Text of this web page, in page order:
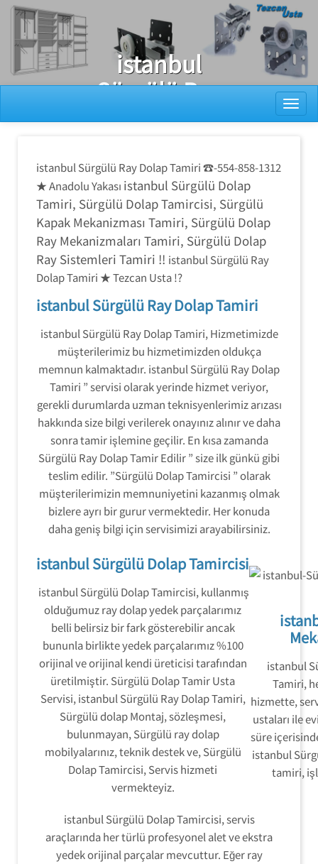
Ray Dolap Tamiri
istanbul
Sürgülü Ray
Dolap Tamiri
istanbul Sürgülü Ray Dolap Tamiri ☎-554-858-1312
★ Anadolu Yakası istanbul Sürgülü Dolap
Tamiri, Sürgülü Dolap Tamircisi, Sürgülü
Kapak Mekanizması Tamiri, Sürgülü Dolap
Ray Mekanizmaları Tamiri, Sürgülü Dolap
Ray Sistemleri Tamiri !! istanbul Sürgülü Ray
Dolap Tamiri ★ Tezcan Usta !?
istanbul Sürgülü Ray Dolap Tamiri
istanbul Sürgülü Ray Dolap Tamiri, Hizmetimizde
müşterilerimiz bu hizmetimizden oldukça
memnun kalmaktadır. istanbul Sürgülü Ray Dolap
Tamiri ” servisi olarak yerinde hizmet veriyor,
gerekli durumlarda uzman teknisyenlerimiz arızası
hakkında size bilgi verilerek onayınız alınır ve daha
sonra tamir işlemine geçilir. En kısa zamanda
Sürgülü Ray Dolap Tamir Edilir ” size ilk günkü gibi
teslim edilir. ”Sürgülü Dolap Tamircisi ” olarak
müşterilerimizin memnuniyetini kazanmış olmak
bizlere ayrı bir gurur vermektedir. Her konuda
daha geniş bilgi için servisimizi arayabilirsiniz.
istanbul Sürgülü Dolap Tamircisi
istanbul Sürgülü Dolap Tamircisi, kullanmış
olduğumuz ray dolap yedek parçalarımız
belli belirsiz bir fark gösterebilir ancak
bununla birlikte yedek parçalarımız %100
orijinal ve orijinal kendi üreticisi tarafından
üretilmiştir. Sürgülü Dolap Tamir Usta
Servisi, istanbul Sürgülü Ray Dolap Tamiri,
Sürgülü dolap Montaj, sözleşmesi,
bulunmayan, Sürgülü ray dolap
mobilyalarınız, teknik destek ve, Sürgülü
Dolap Tamircisi, Servis hizmeti
vermekteyiz.
istanbul
Tamiri,
hizmette,
ustaları ile
süre
istanbul
tamiri,
istanbul Sürgülü Dolap Tamircisi, servis
araçlarında her türlü profesyonel alet ve ekstra
yedek orijinal parçalar mevcuttur. Eğer ray